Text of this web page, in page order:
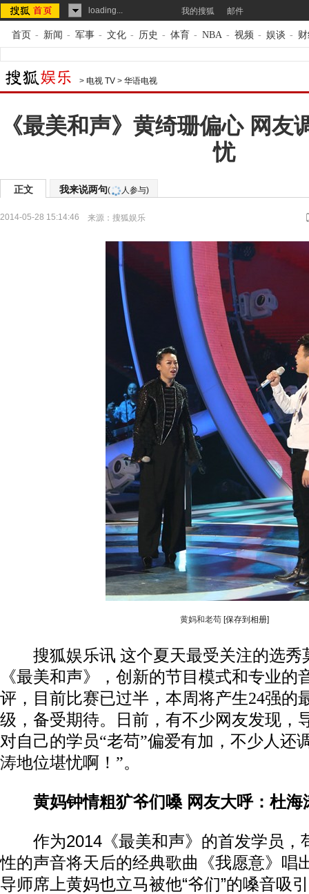
loading... 我的搜狐 邮件
首页 - 新闻 - 军事 - 文化 - 历史 - 体育 - NBA - 视频 - 娱谈 -
> 电视 TV > 华语电视
《最美和声》黄绮珊偏心 网友
忧
正文 我来说两句( 人参与)
2014-05-28 15:14:46 来源： 搜狐娱乐
黄妈和老苟 [保存到相册]
搜狐娱乐讯 这个夏天最受关注的选秀
《最美和声》，创新的节目模式和专业的
评，目前比赛已过半，本周将产生24强的
级，备受期待。日前，有不少网友发现，
对自己的学员“老苟”偏爱有加，不少人还
涛地位堪忧啊！”。
黄妈钟情粗犷爷们嗓 网友大呼：杜海
作为2014《最美和声》的首发学员，
性的声音将天后的经典歌曲《我愿意》唱
导师席上黄妈也立马被他“爷们”的嗓音吸